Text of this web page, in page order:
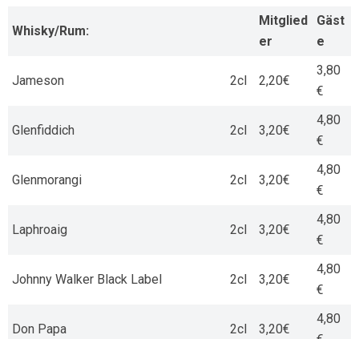
Whisky/Rum:
Mitglied
er
Gäst
e
Jameson 2cl 2,20€
3,80
€
Glenfiddich 2cl 3,20€
4,80
€
Glenmorangi 2cl 3,20€
4,80
€
Laphroaig 2cl 3,20€
4,80
€
Johnny Walker Black Label 2cl 3,20€
4,80
€
Don Papa 2cl 3,20€
4,80